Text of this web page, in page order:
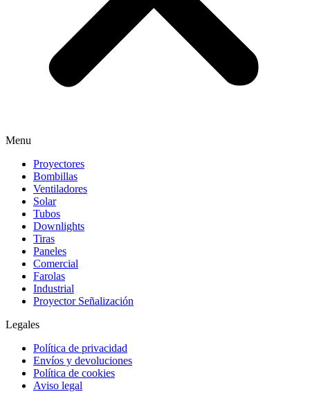
Menu
Proyectores
Bombillas
Ventiladores
Solar
Tubos
Downlights
Tiras
Paneles
Comercial
Farolas
Industrial
Proyector Señalización
Legales
Política de privacidad
Envíos y devoluciones
Política de cookies
Aviso legal